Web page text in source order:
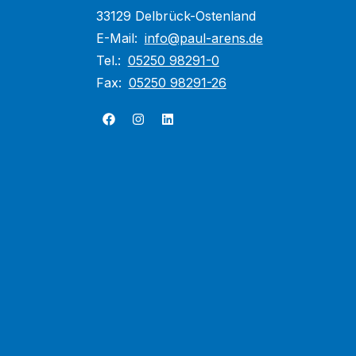
33129 Delbrück-Ostenland
E-Mail: info@paul-arens.de
Tel.: 05250 98291-0
Fax: 05250 98291-26